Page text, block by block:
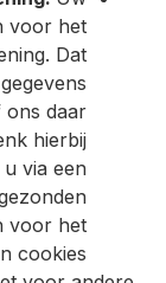
voor het
Dat
ons daar
hierbij
via een
voor het
cookies.